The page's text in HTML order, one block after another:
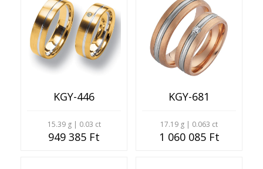
KGY-446
15.39 g | 0.03 ct
949 385 Ft
KGY-681
17.19 g | 0.063 ct
1 060 085 Ft